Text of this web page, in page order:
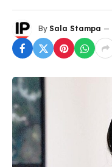
By Sala Stampa